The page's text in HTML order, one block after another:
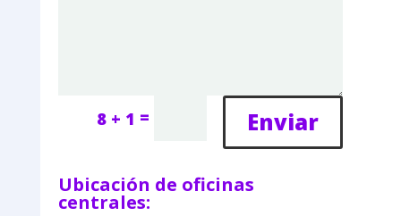
8 + 1 = Enviar
Ubicación de oficinas
centrales: